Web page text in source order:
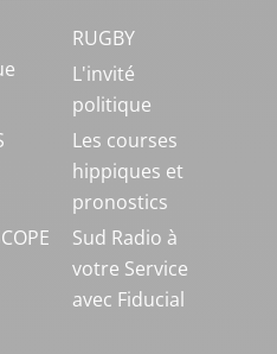
RUGBY
L'invité
politique
Les courses
hippiques et
pronostics
Sud Radio à
votre Service
avec Fiducial